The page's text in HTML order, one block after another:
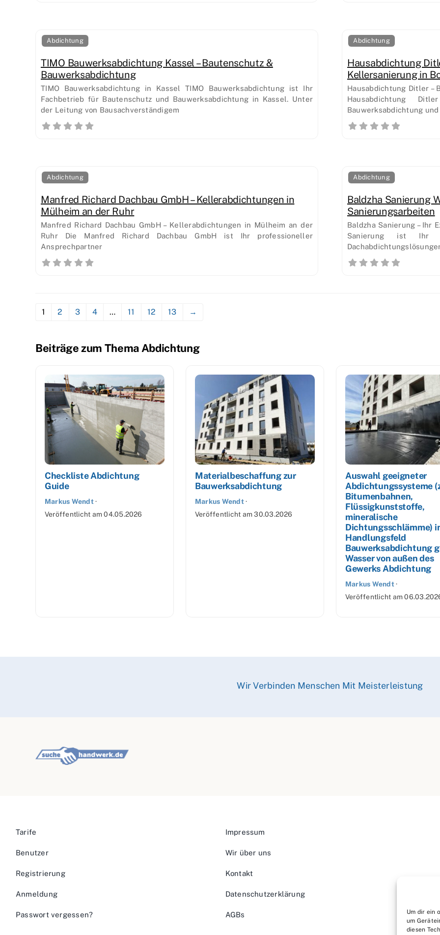
Um dir ein
um
diesen
Abdichtung
TIMO Bauwerksabdichtung Kassel – Bautenschutz &
Bauwerksabdichtung
TIMO Bauwerksabdichtung in Kassel TIMO Bauwerksabdichtung ist Ihr
Fachbetrieb für Bautenschutz und Bauwerksabdichtung in Kassel. Unter
der Leitung von Bausachverständigem
Abdichtung
Hausabdichtung
Kellersanierung in
Hausabdichtung Ditler –
Hausabdichtung
Bauwerksabdichtung
Abdichtung
Manfred Richard Dachbau GmbH – Kellerabdichtungen in
Mülheim an der Ruhr
Manfred Richard Dachbau GmbH – Kellerabdichtungen in Mülheim an der
Ruhr Die Manfred Richard Dachbau GmbH ist Ihr professioneller
Ansprechpartner
Abdichtung
Baldzha Sanierung
Sanierungsarbeiten
Baldzha Sanierung – Ihr
Sanierung ist Ihr
1 2 3 4 … 11 12 13 →
Beiträge zum Thema Abdichtung
Checkliste Abdichtung
Guide
Markus Wendt·
Veröffentlicht am04.05.2026
Materialbeschaffung zur
Bauwerksabdichtung
Markus Wendt·
Veröffentlicht am30.03.2026
Auswahl geeigneter
Abdichtungssysteme
Bitumenbahnen,
Flüssigkunststoffe,
mineralische
Dichtungsschlämme)
Handlungsfeld
Bauwerksabdichtung
Wasser von außen des
Gewerks Abdichtung
Markus Wendt·
Veröffentlicht am
Wir Verbinden Menschen Mit Meisterleistung
Tarife
Benutzer
Registrierung
Anmeldung
Passwort vergessen?
Impressum
Wir über uns
Kontakt
Datenschutzerklärung
AGBs